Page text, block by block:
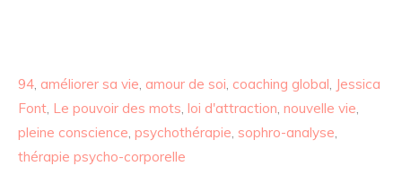
94 améliorer sa vie amour de soi coaching global Jessica
Font Le pouvoir des mots loi d'attraction nouvelle vie
pleine conscience psychothérapie sophro-analyse
thérapie psycho-corporelle